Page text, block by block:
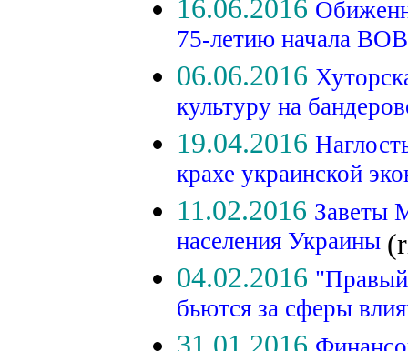
16.06.2016
75-летию начала
06.06.2016
культуру на
19.04.2016
крахе украинской
11.02.2016 Заветы
населения Украины
04.02.2016
бьются за сферы